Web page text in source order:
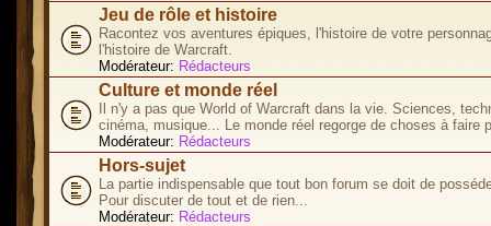
Jeu de rôle et histoire
Racontez vos aventures épiques, l'histoire de votre
l'histoire de Warcraft.
Modérateur: Rédacteurs
Culture et monde réel
Il n'y a pas que World of Warcraft dans la vie. Sciences,
cinéma, musique... Le monde réel regorge de choses à faire
Modérateur: Rédacteurs
Hors-sujet
La partie indispensable que tout bon forum se doit de
Pour discuter de tout et de rien...
Modérateur: Rédacteurs